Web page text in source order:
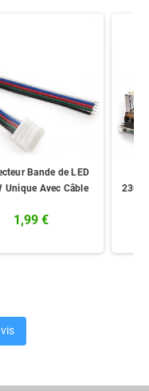
Bande de LED
Unique Avec Câble
1,99 €